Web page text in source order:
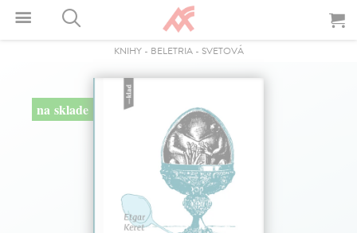
KNIHY- BELETRIA- SVETOVÁ
na sklade